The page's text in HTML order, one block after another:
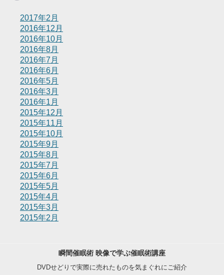
2017年2月
2016年12月
2016年10月
2016年8月
2016年7月
2016年6月
2016年5月
2016年3月
2016年1月
2015年12月
2015年11月
2015年10月
2015年9月
2015年8月
2015年7月
2015年6月
2015年5月
2015年4月
2015年3月
2015年2月
瞬間催眠術 映像で学ぶ催眠術講座
DVDせどりで実際に売れたものを気まぐれにご紹介